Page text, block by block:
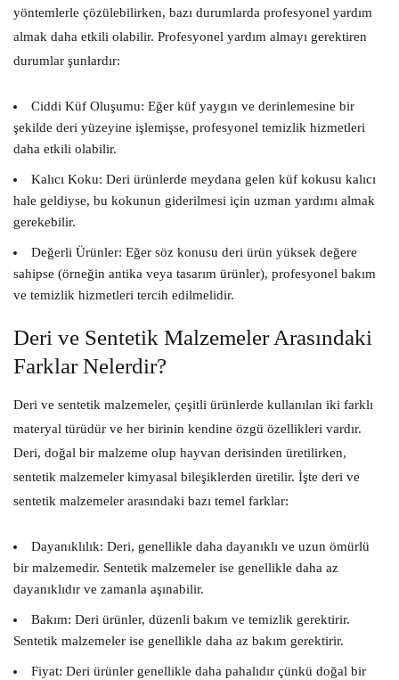
yöntemlerle çözülebilirken, bazı durumlarda profesyonel yardım
almak daha etkili olabilir. Profesyonel yardım almayı gerektiren
durumlar şunlardır:
Ciddi Küf Oluşumu: Eğer küf yaygın ve derinlemesine bir
şekilde deri yüzeyine işlemişse, profesyonel temizlik hizmetleri
daha etkili olabilir.
Kalıcı Koku: Deri ürünlerde meydana gelen küf kokusu kalıcı
hale geldiyse, bu kokunun giderilmesi için uzman yardımı almak
gerekebilir.
Değerli Ürünler: Eğer söz konusu deri ürün yüksek değere
sahipse (örneğin antika veya tasarım ürünler), profesyonel bakım
ve temizlik hizmetleri tercih edilmelidir.
Deri ve Sentetik Malzemeler Arasındaki
Farklar Nelerdir?
Deri ve sentetik malzemeler, çeşitli ürünlerde kullanılan iki farklı
materyal türüdür ve her birinin kendine özgü özellikleri vardır.
Deri, doğal bir malzeme olup hayvan derisinden üretilirken,
sentetik malzemeler kimyasal bileşiklerden üretilir. İşte deri ve
sentetik malzemeler arasındaki bazı temel farklar:
Dayanıklılık: Deri, genellikle daha dayanıklı ve uzun ömürlü
bir malzemedir. Sentetik malzemeler ise genellikle daha az
dayanıklıdır ve zamanla aşınabilir.
Bakım: Deri ürünler, düzenli bakım ve temizlik gerektirir.
Sentetik malzemeler ise genellikle daha az bakım gerektirir.
Fiyat: Deri ürünler genellikle daha pahalıdır çünkü doğal bir